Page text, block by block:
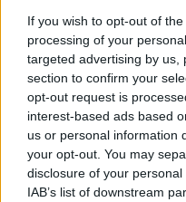
If you wish to opt-out of
processing of your
targeted advertising by us,
section to confirm your
opt-out request is
interest-based ads based
us or personal information
your opt-out. You may
disclosure of your
IAB’s list of downstream
ΔΙΑΒΑΣΕ ΑΚΟΜΗ:
Μαυροβούνιο - Ελλάδα
έσβησε στην
Μάλλιος: Κορυφαίος
παγκόσμιο πρωτάθλημα